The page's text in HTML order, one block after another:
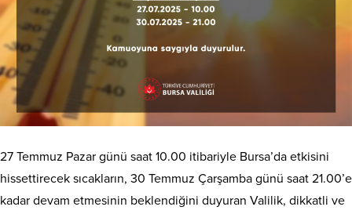
27 Temmuz Pazar günü saat 10.00 itibariyle Bursa’da etkisini
hissettirecek sıcakların, 30 Temmuz Çarşamba günü saat 21.00’e
kadar devam etmesinin beklendiğini duyuran Valilik, dikkatli ve